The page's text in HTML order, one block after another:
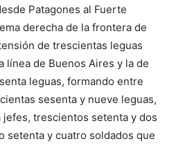
Patagones al Fuerte
derecha de la frontera de
de trescientas leguas
línea de Buenos Aires y la de
leguas, formando entre
sesenta y nueve leguas,
trescientos setenta y dos
setenta y cuatro soldados que